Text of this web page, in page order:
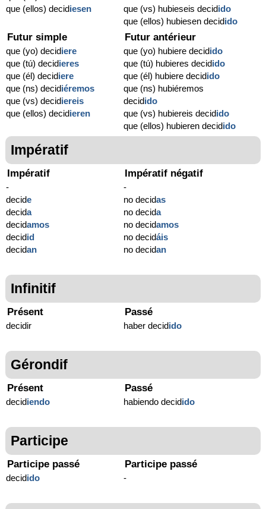
que (ellos) decidiesen
que (vs) hubieseis decidido
que (ellos) hubiesen decidido
Futur simple
que (yo) decidiere
que (tú) decidieres
que (él) decidiere
que (ns) decidiéremos
que (vs) decidiereis
que (ellos) decidieren
Futur antérieur
que (yo) hubiere decidido
que (tú) hubieres decidido
que (él) hubiere decidido
que (ns) hubiéremos
decidido
que (vs) hubiereis decidido
que (ellos) hubieren decidido
Impératif
Impératif
-
decide
decida
decidamos
decidid
decidan
Impératif négatif
-
no decidas
no decida
no decidamos
no decidáis
no decidan
Infinitif
Présent
decidir
Passé
haber decidido
Gérondif
Présent
decidiendo
Passé
habiendo decidido
Participe
Participe passé
decidido
Participe passé
-